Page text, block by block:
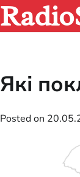
Skip
to
content
Які
Posted on